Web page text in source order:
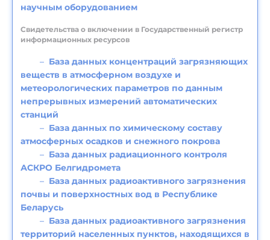
научным оборудованием
Свидетельства о включении в Государственный регистр
информационных ресурсов
База данных концентраций загрязняющих
веществ в атмосферном воздухе и
метеорологических параметров по данным
непрерывных измерений автоматических
станций
База данных по химическому составу
атмосферных осадков и снежного покрова
База данных радиационного контроля
АСКРО Белгидромета
База данных радиоактивного загрязнения
почвы и поверхностных вод в Республике
Беларусь
База данных радиоактивного загрязнения
территорий населенных пунктов, находящихся в